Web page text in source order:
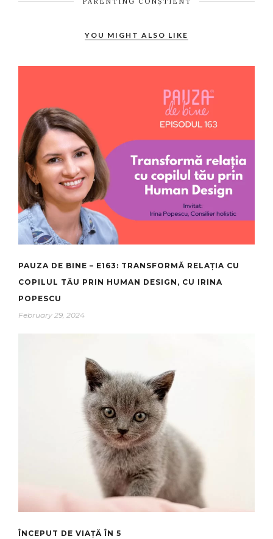
YOU MIGHT ALSO LIKE
PAUZA DE BINE – E163: TRANSFORMĂ RELAȚIA CU
COPILUL TĂU PRIN HUMAN DESIGN, CU IRINA
POPESCU
February 29, 2024
ÎNCEPUT DE VIAȚĂ ÎN 5